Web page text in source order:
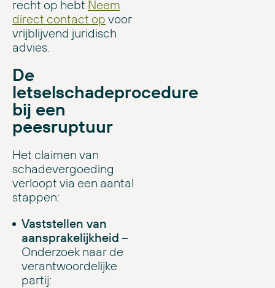
recht op hebt. Neem
direct contact op voor
vrijblijvend juridisch
advies.
De
letselschadeprocedure
bij een
peesruptuur
Het claimen van
schadevergoeding
verloopt via een aantal
stappen:
Vaststellen van
aansprakelijkheid –
Onderzoek naar de
verantwoordelijke
partij: